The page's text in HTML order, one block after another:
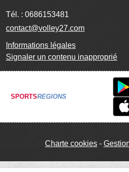
Tél. : 0686153481
contact@volley27.com
Informations légales
Signaler un contenu inapproprié
SPORTSREGIONS
Charte cookies